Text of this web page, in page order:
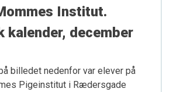
Institut.
kalender, december
billedet nedenfor var elever på
Pigeinstitut i Rædersgade